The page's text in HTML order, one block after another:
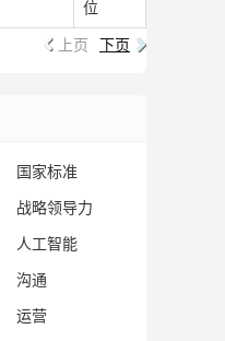
位
上页
下页
国家标准
战略领导力
人工智能
沟通
运营